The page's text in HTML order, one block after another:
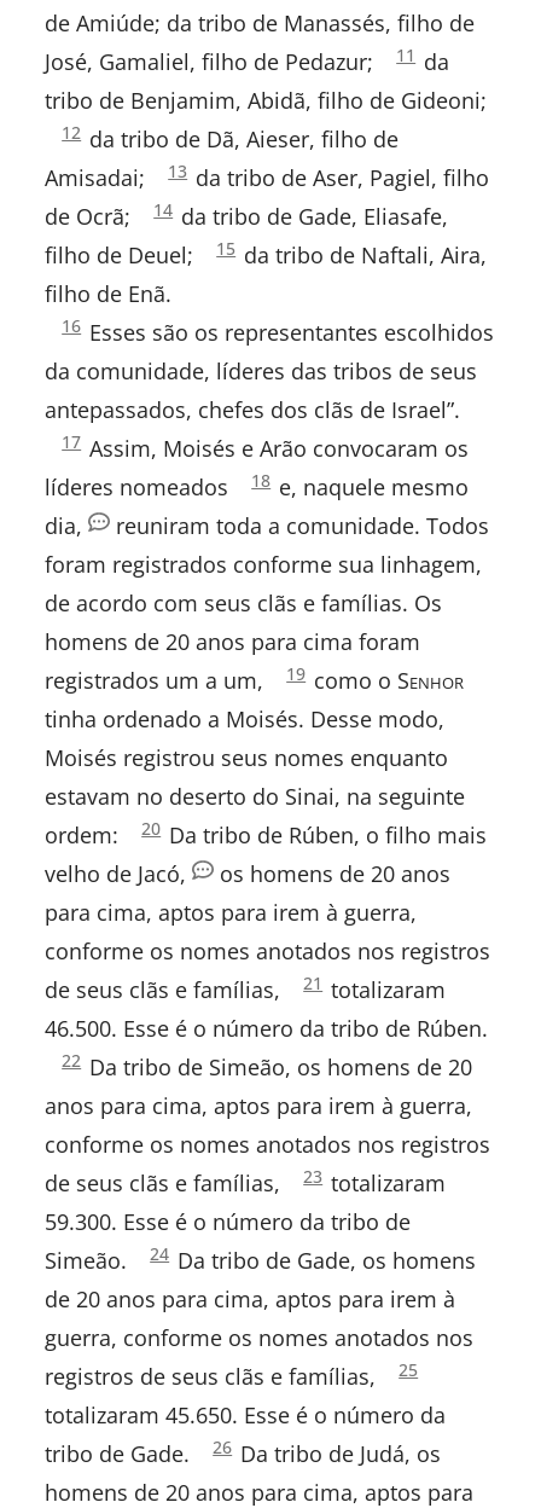
SELECIONE UM LIVRO
Êxodo
Números
Deuteronômio
Josué
Juízes
Rute
II Samuel
II Reis
I Crônicas
II Crônicas
Neemias
Jó
Provérbios
Eclesiastes
Cânticos
de Amiúde; da tribo de Manassés, filho de
José, Gamaliel, filho de Pedazur;
Números
1:
11 da
tribo de Benjamim, Abidã, filho de Gideoni;
Números
1:
12 da tribo de Dã, Aieser, filho de
Amisadai;
Números
1:
13 da tribo de Aser, Pagiel, filho
de Ocrã;
Números
1:
14 da tribo de Gade, Eliasafe,
filho de Deuel;
Números
1:
15 da tribo de Naftali, Aira,
filho de Enã.
Números
1:
16 Esses são os representantes escolhidos
da comunidade, líderes das tribos de seus
antepassados, chefes dos clãs de Israel”.
Números
1:
17 Assim, Moisés e Arão convocaram os
líderes nomeados
Números
1:
18 e, naquele mesmo
dia,
reuniram toda a comunidade. Todos
foram registrados conforme sua linhagem,
de acordo com seus clãs e famílias. Os
homens de 20 anos para cima foram
registrados um a um,
Números
1:
19 como o Senhor
tinha ordenado a Moisés. Desse modo,
Moisés registrou seus nomes enquanto
estavam no deserto do Sinai, na seguinte
ordem:
Números
1:
20 Da tribo de Rúben, o filho mais
velho de Jacó,
os homens de 20 anos
para cima, aptos para irem à guerra,
conforme os nomes anotados nos registros
de seus clãs e famílias,
Números
1:
21 totalizaram
46.500. Esse é o número da tribo de Rúben.
Números
1:
22 Da tribo de Simeão, os homens de 20
anos para cima, aptos para irem à guerra,
conforme os nomes anotados nos registros
de seus clãs e famílias,
Números
1:
23 totalizaram
59.300. Esse é o número da tribo de
Simeão.
Números
1:
24 Da tribo de Gade, os homens
de 20 anos para cima, aptos para irem à
guerra, conforme os nomes anotados nos
registros de seus clãs e famílias,
Números
1:
25
totalizaram 45.650. Esse é o número da
tribo de Gade.
Números
1:
26 Da tribo de Judá, os
homens de 20 anos para cima, aptos para